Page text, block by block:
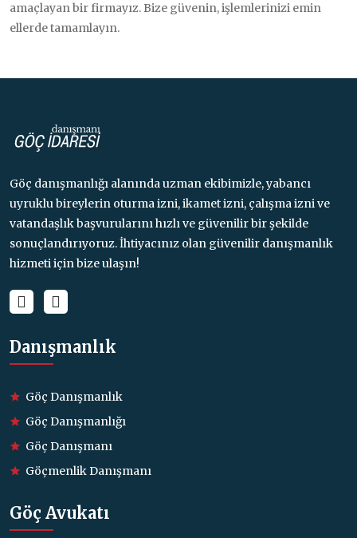
amaçlayan bir firmayız. Bize güvenin, işlemlerinizi emin
ellerde tamamlayın.
Göç danışmanlığı alanında uzman ekibimizle, yabancı
uyruklu bireylerin oturma izni, ikamet izni, çalışma izni ve
vatandaşlık başvurularını hızlı ve güvenilir bir şekilde
sonuçlandırıyoruz. İhtiyacınız olan güvenilir danışmanlık
hizmeti için bize ulaşın!
Danışmanlık
Göç Danışmanlık
Göç Danışmanlığı
Göç Danışmanı
Göçmenlik Danışmanı
Göç Avukatı